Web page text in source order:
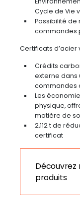
Cycle de Vie
Possibilité de
commandes
Certificats d’acier
Crédits
externe dans
commandes
Les
physique,
matière de
2,112 t de
certificat
produits